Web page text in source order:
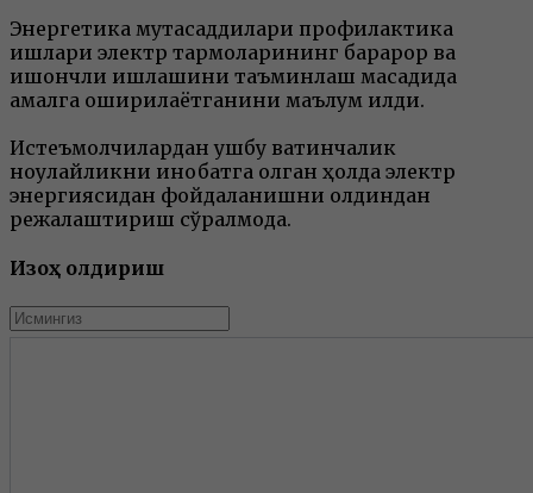
Энергетика мутасаддилари профилактика
ишлари электр тармоқларининг барқарор ва
ишончли ишлашини таъминлаш мақсадида
амалга оширилаётганини маълум қилди.
Истеъмолчилардан ушбу вақтинчалик
ноқулайликни инобатга олган ҳолда электр
энергиясидан фойдаланишни олдиндан
режалаштириш сўралмоқда.
Изоҳ қолдириш